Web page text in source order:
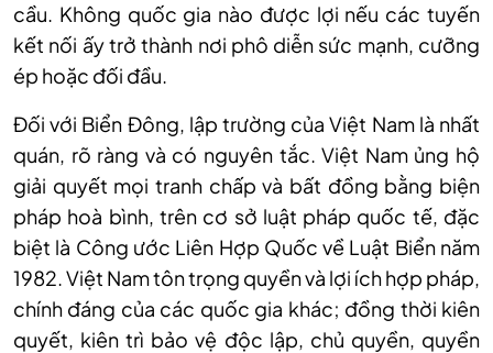
cầu. Không quốc gia nào được lợi nếu các tuyến
kết nối ấy trở thành nơi phô diễn sức mạnh, cưỡng
ép hoặc đối đầu.
Đối với Biển Đông, lập trường của Việt Nam là nhất
quán, rõ ràng và có nguyên tắc. Việt Nam ủng hộ
giải quyết mọi tranh chấp và bất đồng bằng biện
pháp hoà bình, trên cơ sở luật pháp quốc tế, đặc
biệt là Công ước Liên Hợp Quốc về Luật Biển năm
1982. Việt Nam tôn trọng quyền và lợi ích hợp pháp,
chính đáng của các quốc gia khác; đồng thời kiên
quyết, kiên trì bảo vệ độc lập, chủ quyền, quyền